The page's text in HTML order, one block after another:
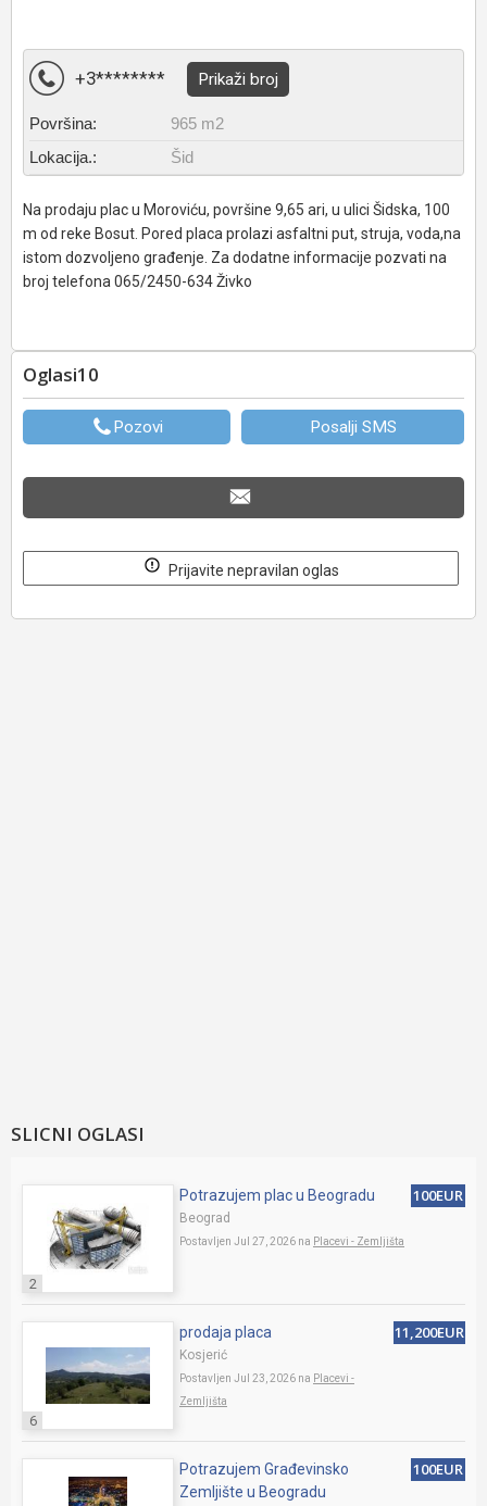
+3******** Prikaži broj
Površina:
965 m2
Lokacija.:
Šid
Na prodaju plac u Moroviću, površine 9,65 ari, u ulici Šidska, 100
m od reke Bosut. Pored placa prolazi asfaltni put, struja, voda,na
istom dozvoljeno građenje. Za dodatne informacije pozvati na
broj telefona 065/2450-634 Živko
Oglasi10
Pozovi Posalji SMS
Prijavite nepravilan oglas
SLICNI OGLASI
2
Potrazujem plac u Beogradu
Beograd
Postavljen Jul 27, 2026 na Placevi - Zemljišta
100EUR
6
prodaja placa
Kosjerić
Postavljen Jul 23, 2026 na Placevi -
Zemljišta
11,200EUR
Potrazujem Građevinsko
Zemljište u Beogradu
100EUR